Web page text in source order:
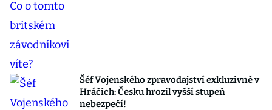
Šéf Vojenského zpravodajství exkluzivně v
Hráčích: Česku hrozil vyšší stupeň
nebezpečí!